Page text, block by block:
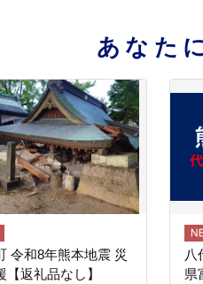
あなた
令和8年熊本地震 災
【返礼品なし】
八
県